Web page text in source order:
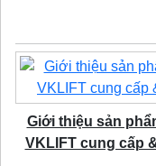
Giới thiệu sản
VKLIFT cung cấp